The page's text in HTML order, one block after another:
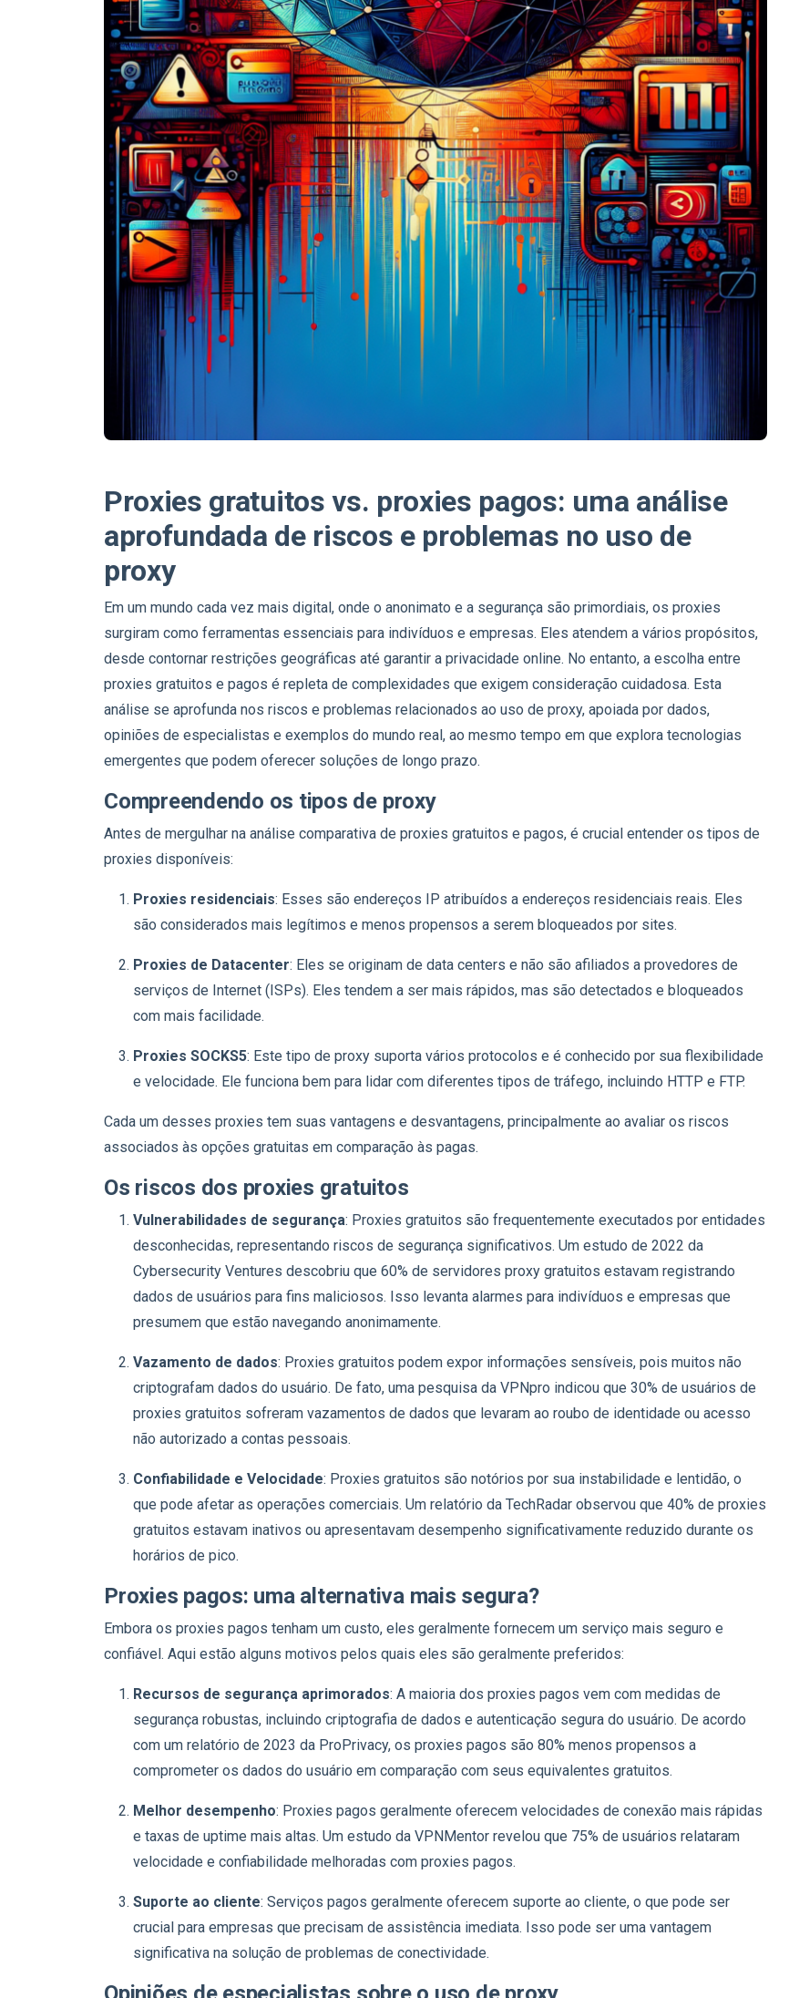
Proxies gratuitos vs. proxies pagos: uma análise
aprofundada de riscos e problemas no uso de
proxy
Em um mundo cada vez mais digital, onde o anonimato e a segurança são primordiais, os proxies
surgiram como ferramentas essenciais para indivíduos e empresas. Eles atendem a vários propósitos,
desde contornar restrições geográficas até garantir a privacidade online. No entanto, a escolha entre
proxies gratuitos e pagos é repleta de complexidades que exigem consideração cuidadosa. Esta
análise se aprofunda nos riscos e problemas relacionados ao uso de proxy, apoiada por dados,
opiniões de especialistas e exemplos do mundo real, ao mesmo tempo em que explora tecnologias
emergentes que podem oferecer soluções de longo prazo.
Compreendendo os tipos de proxy
Antes de mergulhar na análise comparativa de proxies gratuitos e pagos, é crucial entender os tipos de
proxies disponíveis:
Proxies residenciais: Esses são endereços IP atribuídos a endereços residenciais reais. Eles
são considerados mais legítimos e menos propensos a serem bloqueados por sites.
Proxies de Datacenter: Eles se originam de data centers e não são afiliados a provedores de
serviços de Internet (ISPs). Eles tendem a ser mais rápidos, mas são detectados e bloqueados
com mais facilidade.
Proxies SOCKS5: Este tipo de proxy suporta vários protocolos e é conhecido por sua flexibilidade
e velocidade. Ele funciona bem para lidar com diferentes tipos de tráfego, incluindo HTTP e FTP.
Cada um desses proxies tem suas vantagens e desvantagens, principalmente ao avaliar os riscos
associados às opções gratuitas em comparação às pagas.
Os riscos dos proxies gratuitos
Vulnerabilidades de segurança: Proxies gratuitos são frequentemente executados por entidades
desconhecidas, representando riscos de segurança significativos. Um estudo de 2022 da
Cybersecurity Ventures descobriu que 60% de servidores proxy gratuitos estavam registrando
dados de usuários para fins maliciosos. Isso levanta alarmes para indivíduos e empresas que
presumem que estão navegando anonimamente.
Vazamento de dados: Proxies gratuitos podem expor informações sensíveis, pois muitos não
criptografam dados do usuário. De fato, uma pesquisa da VPNpro indicou que 30% de usuários de
proxies gratuitos sofreram vazamentos de dados que levaram ao roubo de identidade ou acesso
não autorizado a contas pessoais.
Confiabilidade e Velocidade: Proxies gratuitos são notórios por sua instabilidade e lentidão, o
que pode afetar as operações comerciais. Um relatório da TechRadar observou que 40% de proxies
gratuitos estavam inativos ou apresentavam desempenho significativamente reduzido durante os
horários de pico.
Proxies pagos: uma alternativa mais segura?
Embora os proxies pagos tenham um custo, eles geralmente fornecem um serviço mais seguro e
confiável. Aqui estão alguns motivos pelos quais eles são geralmente preferidos:
Recursos de segurança aprimorados: A maioria dos proxies pagos vem com medidas de
segurança robustas, incluindo criptografia de dados e autenticação segura do usuário. De acordo
com um relatório de 2023 da ProPrivacy, os proxies pagos são 80% menos propensos a
comprometer os dados do usuário em comparação com seus equivalentes gratuitos.
Melhor desempenho: Proxies pagos geralmente oferecem velocidades de conexão mais rápidas
e taxas de uptime mais altas. Um estudo da VPNMentor revelou que 75% de usuários relataram
velocidade e confiabilidade melhoradas com proxies pagos.
Suporte ao cliente: Serviços pagos geralmente oferecem suporte ao cliente, o que pode ser
crucial para empresas que precisam de assistência imediata. Isso pode ser uma vantagem
significativa na solução de problemas de conectividade.